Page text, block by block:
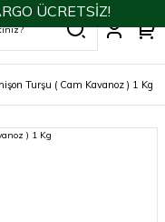
Turşu ( Cam Kavanoz ) 1 Kg
ÜCRETSİZ!